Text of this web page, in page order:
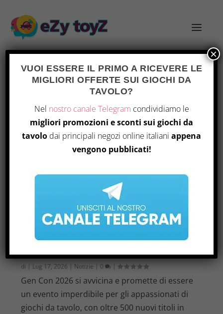
TAG:COLLEZIONISMO
GIOCHI DA TAVOLO PIÙ ATTESI DI
di | Lug 17, 2026 | Notizie | 0 |
Gen Con 2026 si avvicina e promette di essere
un evento imperdibile per gli appassionati di
giochi da tavolo, con oltre 500 nuovi titoli in
VUOI ESSERE IL PRIMO A RICEVERE LE
MIGLIORI OFFERTE SUI GIOCHI DA
TAVOLO?
Nel nostro canale Telegram condividiamo le
migliori promozioni e sconti sui giochi da
tavolo dai principali negozi online italiani appena
vengono pubblicati!
×